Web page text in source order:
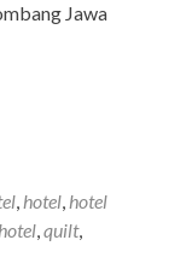
Jawa
, hotel, hotel
,quilt,